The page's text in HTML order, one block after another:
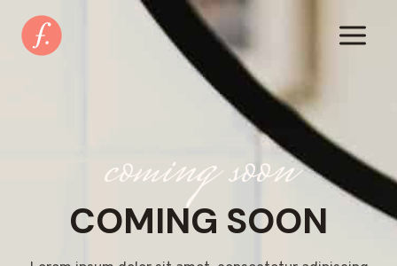
Inhalt
springen
coming soon
COMING SOON